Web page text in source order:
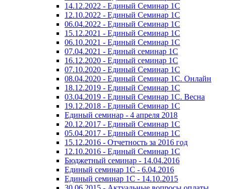
14.12.2022 - Единый Семинар 1С
12.10.2022 - Единый Семинар 1С
06.04.2022 - Единый Семинар 1С
15.12.2021 - Единый Семинар 1С
06.10.2021 - Единый Семинар 1С
07.04.2021 - Единый семинар 1С
16.12.2020 - Единый семинар 1С
07.10.2020 - Единый Семинар 1С
08.04.2020 - Единый Семинар 1С. Онлайн
18.12.2019 - Единый Семинар 1С
03.04.2019 - Единый Семинар 1С. Весна
19.12.2018 - Единый Семинар 1С
Единый семинар - 4 апреля 2018
20.12.2017 - Единый Семинар 1С
05.04.2017 - Единый Семинар 1С
15.12.2016 - Отчетность за 2016 год
12.10.2016 - Единый Семинар 1С
Бюджетный семинар - 14.04.2016
Единый семинар 1С - 6.04.2016
Единый семинар 1С - 14.10.2015